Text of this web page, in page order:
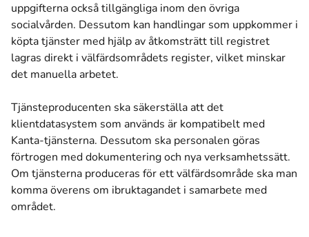
uppgifterna också tillgängliga inom den övriga
socialvården. Dessutom kan handlingar som uppkommer i
köpta tjänster med hjälp av åtkomsträtt till registret
lagras direkt i välfärdsområdets register, vilket minskar
det manuella arbetet.
Tjänsteproducenten ska säkerställa att det
klientdatasystem som används är kompatibelt med
Kanta-tjänsterna. Dessutom ska personalen göras
förtrogen med dokumentering och nya verksamhetssätt.
Om tjänsterna produceras för ett välfärdsområde ska man
komma överens om ibruktagandet i samarbete med
området.